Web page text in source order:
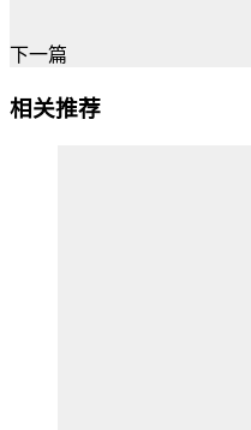
下一篇
相关推荐